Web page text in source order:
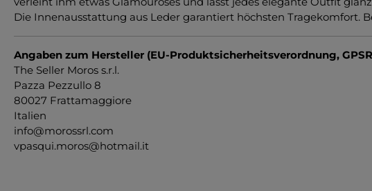
Die Innenausstattung aus Leder garantiert höchsten Tragekomfort.
Angaben zum Hersteller (EU-Produktsicherheitsverordnung,
The Seller Moros s.r.l.
Pazza Pezzullo 8
80027 Frattamaggiore
Italien
info@morossrl.com
vpasqui.moros@hotmail.it